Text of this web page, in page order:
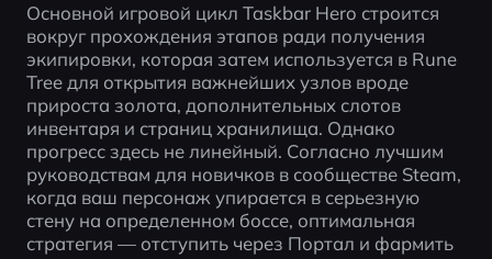
Основной игровой цикл Taskbar Hero строится
вокруг прохождения этапов ради получения
экипировки, которая затем используется в Rune
Tree для открытия важнейших узлов вроде
прироста золота, дополнительных слотов
инвентаря и страниц хранилища. Однако
прогресс здесь не линейный. Согласно лучшим
руководствам для новичков в сообществе Steam,
когда ваш персонаж упирается в серьезную
стену на определенном боссе, оптимальная
стратегия — отступить через Портал и фармить